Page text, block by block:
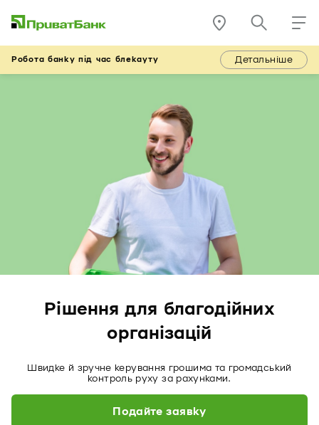
Робота банку під час блекауту Детальніше
Рішення для благодійних
організацій
Швидке й зручне керування грошима та громадський
контроль руху за рахунками.
Подайте заявку